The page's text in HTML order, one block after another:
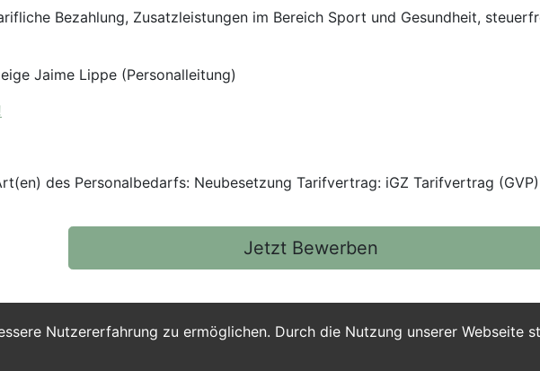
Nutzererfahrung zu ermöglichen. Durch die Nutzung unserer Webseite
Bezahlung, Zusatzleistungen im Bereich Sport und Gesundheit,
Jaime Lippe (Personalleitung)
des Personalbedarfs: Neubesetzung Tarifvertrag: iGZ Tarifvertrag
Jetzt Bewerben